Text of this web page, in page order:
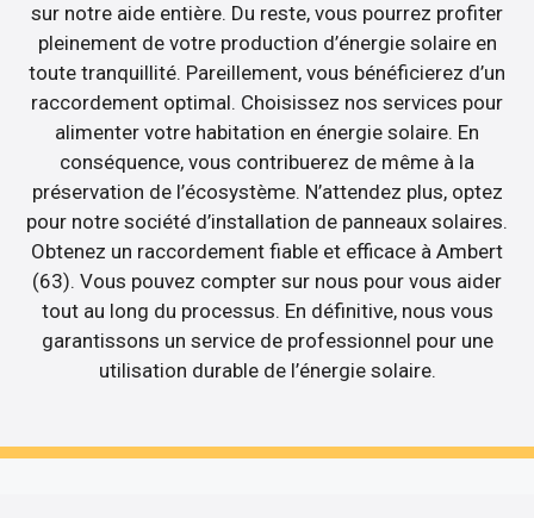
sur notre aide entière. Du reste, vous pourrez profiter
pleinement de votre production d’énergie solaire en
toute tranquillité. Pareillement, vous bénéficierez d’un
raccordement optimal. Choisissez nos services pour
alimenter votre habitation en énergie solaire. En
conséquence, vous contribuerez de même à la
préservation de l’écosystème. N’attendez plus, optez
pour notre société d’installation de panneaux solaires.
Obtenez un raccordement fiable et efficace à Ambert
(63). Vous pouvez compter sur nous pour vous aider
tout au long du processus. En définitive, nous vous
garantissons un service de professionnel pour une
utilisation durable de l’énergie solaire.